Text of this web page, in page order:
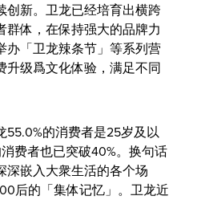
创新。卫龙已经培育出横跨
群体，在保持强大的品牌力
办「卫龙辣条节」等系列营
升级爲文化体验，满足不同
55.0%的消费者是25岁及以
费者也已突破40%。换句话
深嵌入大衆生活的各个场
后的「集体记忆」。卫龙近